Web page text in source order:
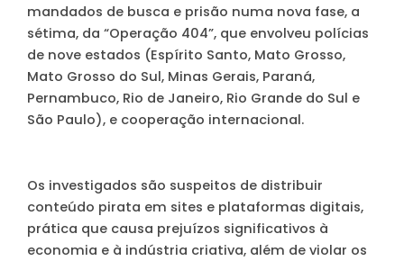
mandados de busca e prisão numa nova fase, a
sétima, da “Operação 404”, que envolveu polícias
de nove estados (Espírito Santo, Mato Grosso,
Mato Grosso do Sul, Minas Gerais, Paraná,
Pernambuco, Rio de Janeiro, Rio Grande do Sul e
São Paulo), e cooperação internacional.
Os investigados são suspeitos de distribuir
conteúdo pirata em sites e plataformas digitais,
prática que causa prejuízos significativos à
economia e à indústria criativa, além de violar os